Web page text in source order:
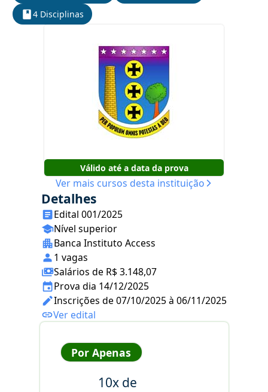
4 Disciplinas
Válido até a data da prova
Ver mais cursos desta instituição
Detalhes
Edital 001/2025
Nível superior
Banca Instituto Access
1 vagas
Salários de R$ 3.148,07
Prova dia 14/12/2025
Inscrições de 07/10/2025 à 06/11/2025
Ver edital
Por Apenas
10x de